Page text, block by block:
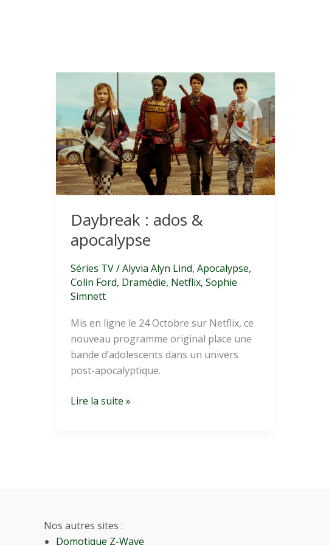
Daybreak : ados &
apocalypse
Séries TV/Alyvia Alyn Lind, Apocalypse,
Colin Ford, Dramédie, Netflix, Sophie
Simnett
Mis en ligne le 24 Octobre sur Netflix, ce
nouveau programme original place une
bande d’adolescents dans un univers
post-apocalyptique.
Daybreak
Lire la suite »
Nos autres sites :
Domotique Z-Wave